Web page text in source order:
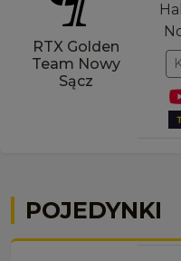
RTX Golden
Team Nowy
Sącz
POJEDYNKI